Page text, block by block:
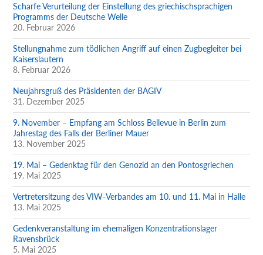
Scharfe Verurteilung der Einstellung des griechischsprachigen
Programms der Deutsche Welle
20. Februar 2026
Stellungnahme zum tödlichen Angriff auf einen Zugbegleiter bei
Kaiserslautern
8. Februar 2026
Neujahrsgruß des Präsidenten der BAGIV
31. Dezember 2025
9. November – Empfang am Schloss Bellevue in Berlin zum
Jahrestag des Falls der Berliner Mauer
13. November 2025
19. Mai – Gedenktag für den Genozid an den Pontosgriechen
19. Mai 2025
Vertretersitzung des VIW-Verbandes am 10. und 11. Mai in Halle
13. Mai 2025
Gedenkveranstaltung im ehemaligen Konzentrationslager
Ravensbrück
5. Mai 2025